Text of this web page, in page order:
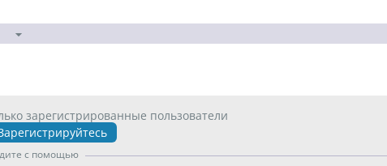
зарегистрированные пользователи
с помощью